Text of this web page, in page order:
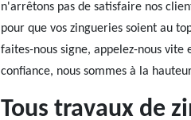
n'arrêtons pas de satisfaire nos
pour que vos zingueries soient au
faites-nous signe, appelez-nous vite
confiance, nous sommes à la
Tous travaux de